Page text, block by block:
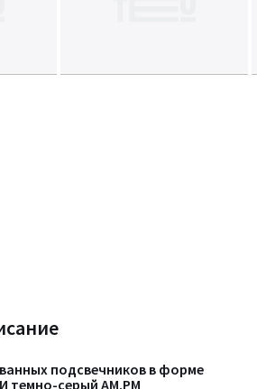
подсвечников в форме
темно-серый AM.PM